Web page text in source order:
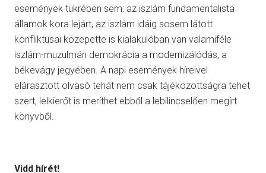
események tükrében sem: az iszlám fundamentalista
államok kora lejárt, az iszlám idáig sosem látott
konfliktusai közepette is kialakulóban van valamiféle
iszlám-muzulmán demokrácia a modernizálódás, a
békevágy jegyében. A napi események híreivel
elárasztott olvasó tehát nem csak tájékozottságra tehet
szert, lelkierőt is meríthet ebből a lebilincselően megírt
könyvből.
Vidd hírét!